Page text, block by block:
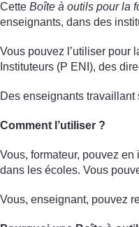
Cette Boîte à outils pour la
enseignants, dans des
Vous pouvez l’utiliser pour
Instituteurs (P ENI), des
Des enseignants travaillant
Comment l’utiliser ?
Vous, formateur, pouvez
dans les écoles. Vous
Vous, enseignant, pouvez